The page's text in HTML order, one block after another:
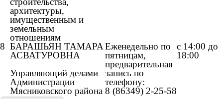
архитектуры,
имущественным и
земельным
отношениям
8 БАРАШЬЯН ТАМАРА
АСВАТУРОВНА
Управляющий делами
Администрации
Мясниковского района
Еженедельно по
пятницам,
предварительная
запись по
телефону:
8 (86349) 2-25-58
с 14:00 до
18:00